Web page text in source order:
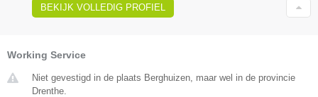
BEKIJK VOLLEDIG PROFIEL
Working Service
Niet gevestigd in de plaats Berghuizen, maar wel in de provincie
Drenthe.